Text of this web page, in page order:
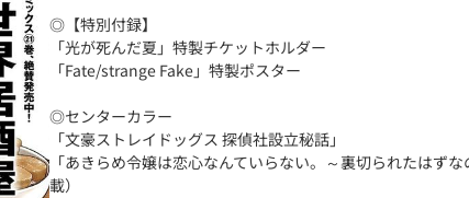
◎【特別付録】
「光が死んだ夏」特製チケットホルダー
「Fate/strange Fake」特製ポスター
◎センターカラー
「文豪ストレイドッグス 探偵社設立秘話」
「あきらめ令嬢は恋心なんていらない。～裏切られたはず
載）